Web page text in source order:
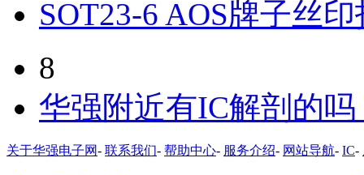
SOT23-6 AOS牌子丝
8
华强附近有IC解剖的
关于华强电子网- 联系我们- 帮助中心- 服务介绍- 网站导航- IC-